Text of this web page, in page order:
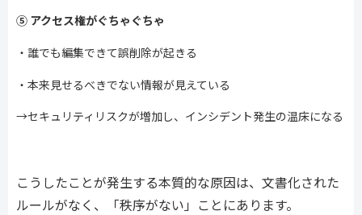
⑤ アクセス権がぐちゃぐちゃ
・誰でも編集できて誤削除が起きる
・本来見せるべきでない情報が見えている
→セキュリティリスクが増加し、インシデント発生の温床になる
こうしたことが発生する本質的な原因は、文書化された
ルールがなく、「秩序がない」ことにあります。